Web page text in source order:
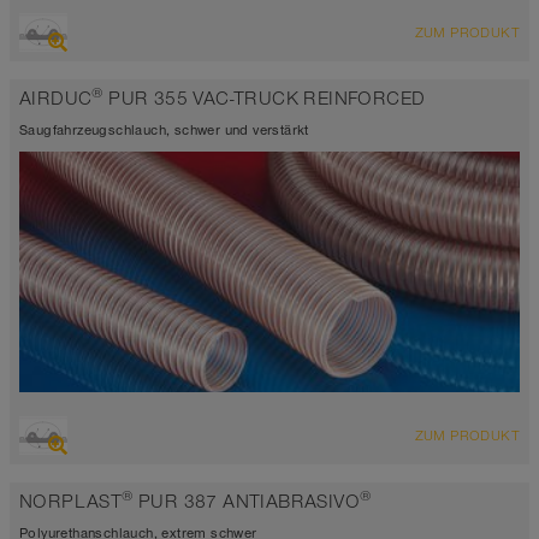
hoch abriebfester Saugschlauch + Druckschlauch,
Wandstärke 2,5mm
-40°C bis 90°C (125°C)
ZUM PRODUKT
AIRDUC® PUR 355 VAC-TRUCK REINFORCED
Saugfahrzeugschlauch, schwer und verstärkt
hoch abriebfester Saugschlauch + Druckschlauch,
Wandstärke 2,5mm
-40°C bis 90°C (125°C)
ZUM PRODUKT
NORPLAST® PUR 387 ANTIABRASIVO®
Polyurethanschlauch, extrem schwer